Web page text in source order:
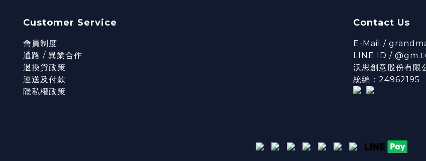
Customer Service
會員制度
通路 / 異業合作
退換貨政策
運送及付款
隱私權政策
Contact Us
E-Mail /
LINE ID /
沃思創意股份有限
統編：24962195